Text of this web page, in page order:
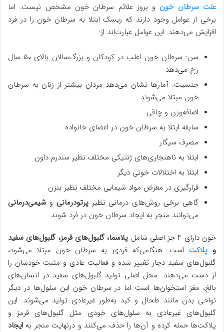
علت سرطان خون و بروز علائم سرطان خون مشخص نیست. اما
برخی از عوامل وجود دارند که ریسک ابتلا به سرطان خون را در فرد
افزایش می‌دهند. این عوامل عبارت‌اند از:
سن: سرطان خون اغلب در کودکان و بزرگ‌سالان بالای ۵۰ سال
رخ می‌دهد
جنسیت: آمارها نشان می‌دهد مردان بیشتر از زنان به سرطان
خون مبتلا می‌شوند
اضافه‌وزن و چاقی
سابقه ابتلا به سرطان خون در اعضای خانواده
مصرف سیگار
ابتلا به ناهنجاری‌های ژنتیکی مختلف نظیر سندرم داون
ابتلا به اختلالات خونی دیگر
قرارگیری در معرض مواد شیمایی مختلف نظیر بنزن
گاهی برخی روش‌های درمانی نظیرپرتودرمانی و شیمی‌درمانی
می‌توانند منجر به ایجاد سرطان خون در فرد شوند
خون دارای ۴ جز اصلی شامل
پلاسما، گلبول‌های قرمز، گلبول‌های سفید
وپلاکت است. هنگامی‌که فردی به سرطان خون مبتلا می‌شود،
گلبول‌های سفید دچار تغییر شده و فعالیت عادی و مثبت خودشان را
از دست می‌دهند. محل اصلی تولید گلبول‌های سفید در انسان‌های
بالغ، مغز استخوان‌ها است اما در سرطان خون این سلول‌ها در دیگر
نواحی بدن مانند طحال و کبد به‌طور غیرعادی تولید می‌شوند. این
گلبول‌های غیرعادی به سلول‌های خودی مثل گلبول‌های قرمز و
پلاکت‌ها حمله کرده و آن‌ها را حذف می‌کنند و درنهایت منجر به ایجاد